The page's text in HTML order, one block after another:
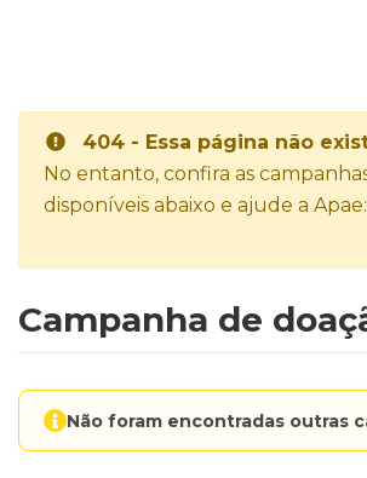
404 - Essa página não
No entanto, confira as
disponíveis abaixo e ajude a Apae:
Campanha de
Não foram encontradas outras